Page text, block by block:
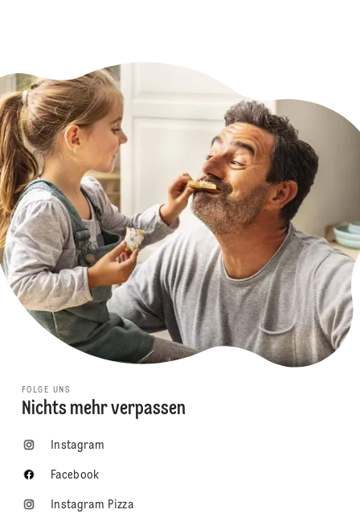
FOLGE UNS
Nichts mehr verpassen
Instagram
Facebook
Instagram Pizza